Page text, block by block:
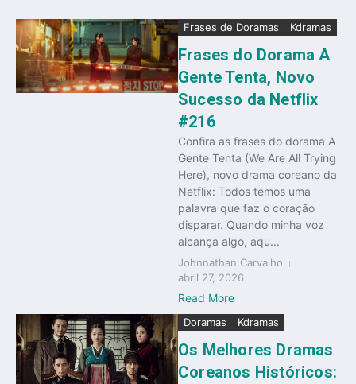
Frases de Doramas Kdramas
Frases do Dorama A
Gente Tenta, Novo
Sucesso da Netflix
#216
Confira as frases do dorama A
Gente Tenta (We Are All Trying
Here), novo drama coreano da
Netflix: Todos temos uma
palavra que faz o coração
disparar. Quando minha voz
alcança algo, aqu...
Johnnathan Carvalho
abril 27, 2026
Read More
Doramas Kdramas
Os Melhores Dramas
Coreanos Históricos: